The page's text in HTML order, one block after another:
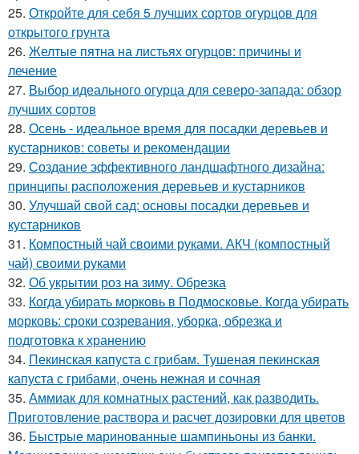
25. Откройте для себя 5 лучших сортов огурцов для
открытого грунта
26. Желтые пятна на листьях огурцов: причины и
лечение
27. Выбор идеального огурца для северо-запада: обзор
лучших сортов
28. Осень - идеальное время для посадки деревьев и
кустарников: советы и рекомендации
29. Создание эффективного ландшафтного дизайна:
принципы расположения деревьев и кустарников
30. Улучшай свой сад: основы посадки деревьев и
кустарников
31. Компостный чай своими руками. АКЧ (компостный
чай) своими руками
32. Об укрытии роз на зиму. Обрезка
33. Когда убирать морковь в Подмосковье. Когда убирать
морковь: сроки созревания, уборка, обрезка и
подготовка к хранению
34. Пекинская капуста с грибам. Тушеная пекинская
капуста с грибами, очень нежная и сочная
35. Аммиак для комнатных растений, как разводить.
Приготовление раствора и расчет дозировки для цветов
36. Быстрые маринованные шампиньоны из банки.